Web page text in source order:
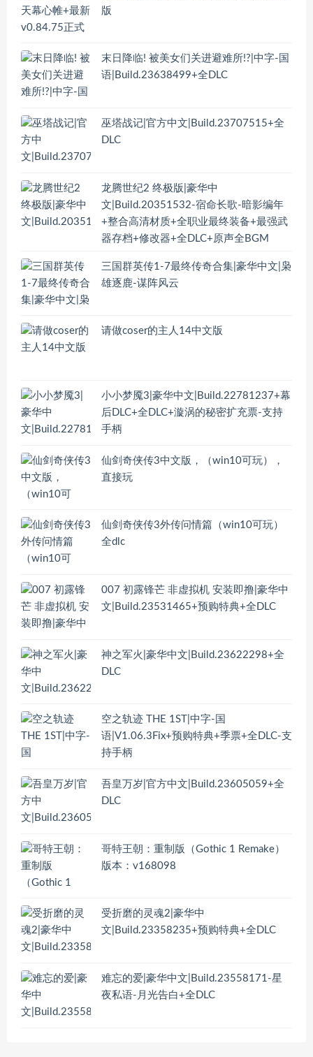
版
末日降临! 被美女们关进避难所!?|中字-国
语|Build.23638499+全DLC
巫塔战记|官方中文|Build.23707515+全
DLC
龙腾世纪2 终极版|豪华中
文|Build.20351532-宿命长歌-暗影编年
+整合高清材质+全职业最终装备+最强武
器存档+修改器+全DLC+原声全BGM
三国群英传1-7最终传奇合集|豪华中文|枭
雄逐鹿-谋阵风云
请做coser的主人14中文版
小小梦魇3|豪华中文|Build.22781237+幕
后DLC+全DLC+漩涡的秘密扩充票-支持
手柄
仙剑奇侠传3中文版，（win10可玩），
直接玩
仙剑奇侠传3外传问情篇（win10可玩）
全dlc
007 初露锋芒 非虚拟机 安装即撸|豪华中
文|Build.23531465+预购特典+全DLC
神之军火|豪华中文|Build.23622298+全
DLC
空之轨迹 THE 1ST|中字-国
语|V1.06.3Fix+预购特典+季票+全DLC-支
持手柄
吾皇万岁|官方中文|Build.23605059+全
DLC
哥特王朝：重制版（Gothic 1 Remake）
版本：v168098
受折磨的灵魂2|豪华中
文|Build.23358235+预购特典+全DLC
难忘的爱|豪华中文|Build.23558171-星
夜私语-月光告白+全DLC